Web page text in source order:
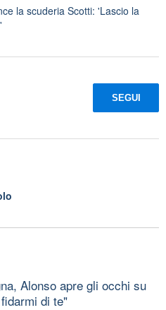
la scuderia Scotti: 'Lascio la
SEGUI
Alonso apre gli occhi su
di te"